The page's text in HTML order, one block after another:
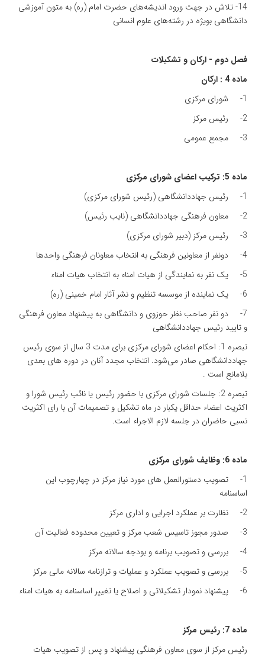
14- تلاش در جهت ورود اندیشه‌های حضرت امام (ره) به متون آموزشی
دانشگاهی بویژه در رشته‌های علوم انسانی
فصل دوم - ارکان و تشکیلات
ماده 4 : ارکان
1- شورای مرکزی
2- رئیس مرکز
3- مجمع عمومی
ماده 5: ترکیب اعضای شورای مرکزی
1- رئیس جهاددانشگاهی (رئیس شورای مرکزی)
2- معاون فرهنگی جهاددانشگاهی (نایب رئیس)
3- رئیس مرکز (دبیر شورای مرکزی)‌
4- دونفر از معاونین فرهنگی به انتخاب معاونان فرهنگی واحدها
5- یک نفر به نمایندگی از هیات امناء‌ به انتخاب هیات امناء
6- یک نماینده از موسسه تنظیم و نشر آثار امام خمینی (ره)
7- دو نفر صاحب نظر حوزوی و دانشگاهی به پیشنهاد معاون فرهنگی
و تایید رئیس جهاددانشگاهی
تبصره 1: احکام اعضای شورای مرکزی برای مدت 3 سال از سوی رئیس
جهاددانشگاهی صادر می‌شود. انتخاب مجدد آنان در دوره های بعدی
بلامانع است .
تبصره 2: جلسات شورای مرکزی با حضور رئیس یا نائب رئیس شورا و
اکثریت اعضاء حداقل یکبار در ماه تشکیل و تصمیمات آن با رای اکثریت
نسبی حاضران در جلسه لازم الاجراء است.
ماده 6: وظایف شورای مرکزی
1- تصویب دستورالعمل های مورد نیاز مرکز در چهارچوب این
اساسنامه
2- نظارت بر عملکرد اجرایی و اداری مرکز
3- صدور مجوز تاسیس شعب مرکز و تعیین محدوده فعالیت آن
4- بررسی و تصویب برنامه و بودجه سالانه مرکز
5- بررسی و تصویب عملکرد و عملیات و ترازنامه سالانه مالی مرکز
6- پیشنهاد نمودار تشکیلاتی و اصلاح یا تغییر اساسنامه به هیات امناء
ماده 7: رئیس مرکز
رئیس مرکز از سوی معاون فرهنگی پیشنهاد و پس از تصویب هیات